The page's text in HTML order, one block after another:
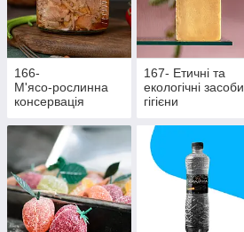
166-
М'ясо‑рослинна
консервація
167- Етичні та
екологічні засоби
гігієни